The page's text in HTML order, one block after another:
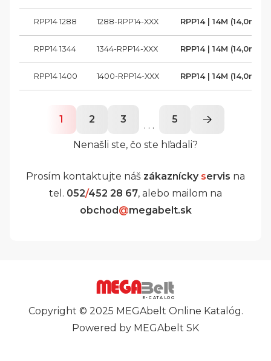
RPP14 1288 1288-RPP14-XXX RPP14 | 14M (14,0mm)
RPP14 1344 1344-RPP14-XXX RPP14 | 14M (14,0mm)
RPP14 1400 1400-RPP14-XXX RPP14 | 14M (14,0mm)
1 2 3
. . .
5
Nenašli ste, čo ste hľadali?
Prosím kontaktujte náš zákaznícky servis na
tel. 052/452 28 67, alebo mailom na
obchod @megabelt.sk
E-CATALOG
Copyright © 2025 MEGAbelt Online Katalóg.
Powered by MEGAbelt SK